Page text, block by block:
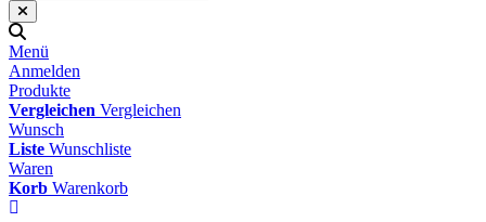
Menü
Anmelden
Produkte
Vergleichen Vergleichen
Wunsch
Liste Wunschliste
Waren
Korb Warenkorb